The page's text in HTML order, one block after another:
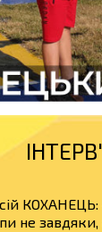
КОХАНЕЦЬ:
не завдяки,